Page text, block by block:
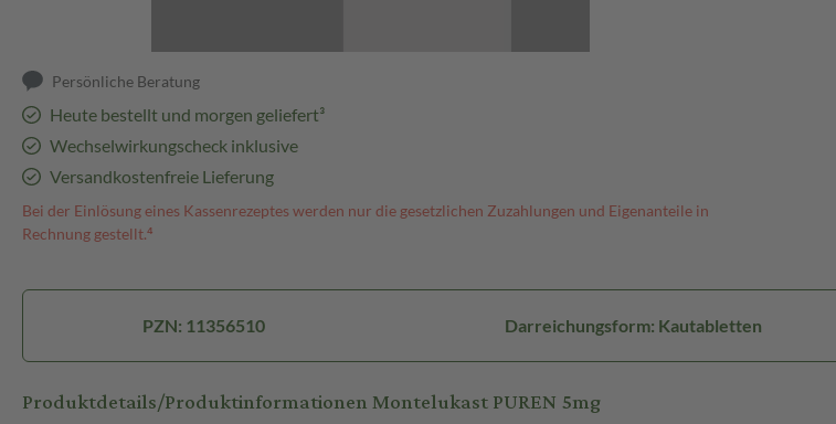
Persönliche Beratung
Heute bestellt und morgen geliefert³
Wechselwirkungscheck inklusive
Versandkostenfreie Lieferung
Bei der Einlösung eines Kassenrezeptes werden nur die gesetzlichen Zuzahlungen und Eigenanteile in
Rechnung gestellt.⁴
PZN: 11356510 Darreichungsform: Kautabletten
Produktdetails/Produktinformationen Montelukast PUREN 5mg